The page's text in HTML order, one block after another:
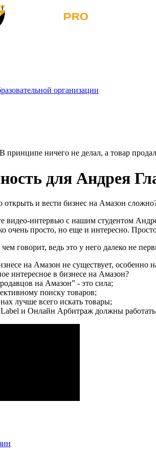
организации
для Андрея
открыть и вести бизнес на Амазон
видео-интервью с нашим студентом
очень просто, но еще и интересно.
говорит, ведь это у него далеко не
на Амазон не существует, особенно
интересное в бизнесе на Амазон?
на Амазон” - это сила;
поиску товаров;
лучше всего искать товары;
и Онлайн Арбитраж должны работать